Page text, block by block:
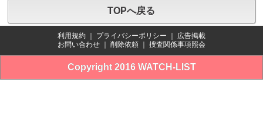
TOPへ戻る
利用規約 プライバシーポリシー
広告掲載
お問い合わせ
削除依頼 捜査関係事項照会
Copyright 2016 WATCH-LIST